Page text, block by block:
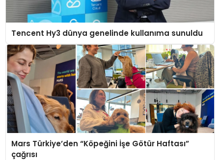
Tencent Hy3 dünya genelinde kullanıma sunuldu
Mars Türkiye’den “Köpeğini İşe Götür Haftası”
çağrısı